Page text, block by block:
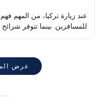
عند زيارة تركيا، من المهم
للمسافرين. بينما تتوفر شرائح SIM المحلية، يمكن أن تختلف...
عرض